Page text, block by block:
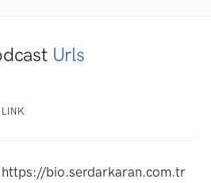
Urls
LINK
https://bio.serdarkaran.com.tr